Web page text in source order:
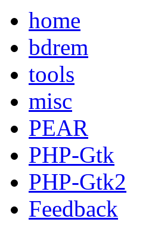
home
bdrem
tools
misc
PEAR
PHP-Gtk
PHP-Gtk2
Feedback